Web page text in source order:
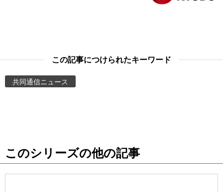
スポーツ・東京2020
Images
この記事につけられたキーワード
共同通信ニュース
このシリーズの他の記事